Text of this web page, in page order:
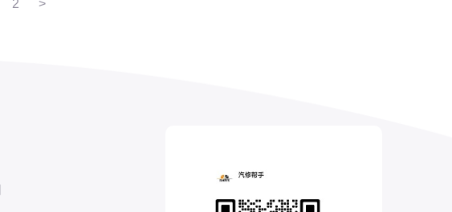
2 >